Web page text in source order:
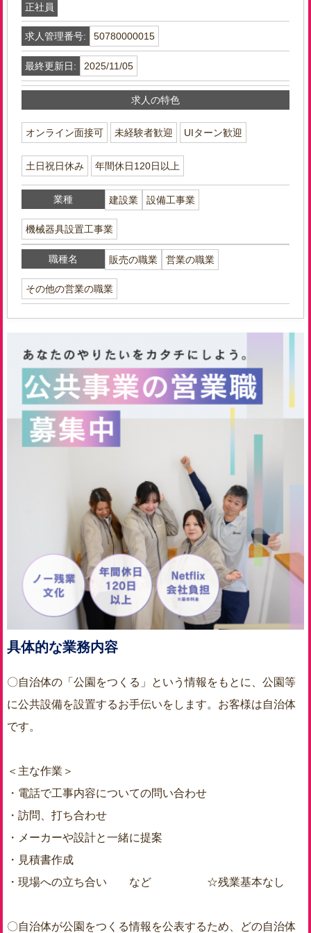
正社員
求人管理番号: 50780000015
最終更新日: 2025/11/05
求人の特色
オンライン面接可 未経験者歓迎 UIターン歓迎
土日祝日休み 年間休日120日以上
業種 建設業 設備工事業
機械器具設置工事業
職種名 販売の職業 営業の職業
その他の営業の職業
具体的な業務内容
〇自治体の「公園をつくる」という情報をもとに、公園等
に公共設備を設置するお手伝いをします。お客様は自治体
です。
＜主な作業＞
・電話で工事内容についての問い合わせ
・訪問、打ち合わせ
・メーカーや設計と一緒に提案
・見積書作成
・現場への立ち合い など ☆残業基本なし
〇自治体が公園をつくる情報を公表するため、どの自治体